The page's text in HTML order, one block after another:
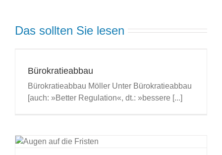
Das sollten Sie lesen
Bürokratieabbau
Bürokratieabbau Möller Unter Bürokratieabbau
[auch: »Better Regulation«, dt.: »bessere [...]